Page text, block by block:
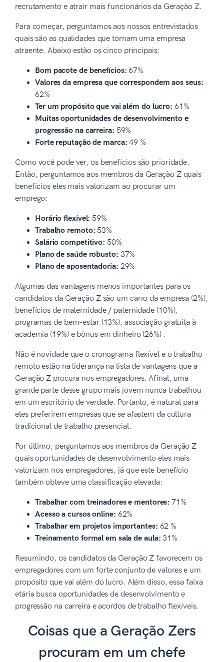
recrutamento e atrair mais funcionários da Geração Z.
Para começar, perguntamos aos nossos entrevistados
quais são as qualidades que tornam uma empresa
atraente. Abaixo estão os cinco principais:
Bom pacote de benefícios:67%
Valores da empresa que correspondem aos seus:
62%
Ter um propósito que vai além do lucro: 61%
Muitas oportunidades de desenvolvimento e
progressão na carreira: 59%
Forte reputação de marca: 49 %
Como você pode ver, os benefícios são prioridade.
Então, perguntamos aos membros da Geração Z quais
benefícios eles mais valorizam ao procurar um
emprego:
Horário flexível:59%
Trabalho remoto: 53%
Salário competitivo: 50%
Plano de saúde robusto: 37%
Plano de aposentadoria: 29%
Algumas das vantagens menos importantes para os
candidatos da Geração Z são um carro da empresa (2%),
benefícios de maternidade / paternidade (10%),
programas de bem-estar (13%), associação gratuita à
academia (19%) e bônus em dinheiro (26%) .
Não é novidade que o cronograma flexível e o trabalho
remoto estão na liderança na lista de vantagens que a
Geração Z procura nos empregadores. Afinal, uma
grande parte desse grupo mais jovem nunca trabalhou
em um escritório de verdade. Portanto, é natural para
eles preferirem empresas que se afastem da cultura
tradicional de trabalho presencial.
Por último, perguntamos aos membros da Geração Z
quais oportunidades de desenvolvimento eles mais
valorizam nos empregadores, já que este benefício
também obteve uma classificação elevada:
Trabalhar com treinadores e mentores:71%
Acesso a cursos online: 62%
Trabalhar em projetos importantes: 62 %
Treinamento formal em sala de aula: 31%
Resumindo, os candidatos da Geração Z favorecem os
empregadores com um forte conjunto de valores e um
propósito que vai além do lucro. Além disso, essa faixa
etária busca oportunidades de desenvolvimento e
progressão na carreira e acordos de trabalho flexíveis.
Coisas que a Geração Zers
procuram em um chefe